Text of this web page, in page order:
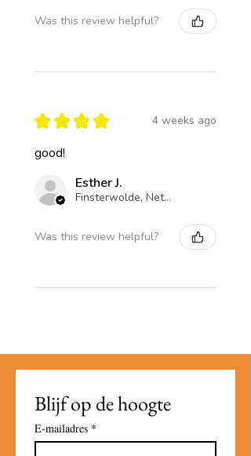
Was this review helpful?
★ ★ ★ ★ 4 weeks ago
good!
Esther J.
Finsterwolde, Netherlands
Was this review helpful?
Blijf op de hoogte
E-mailadres *